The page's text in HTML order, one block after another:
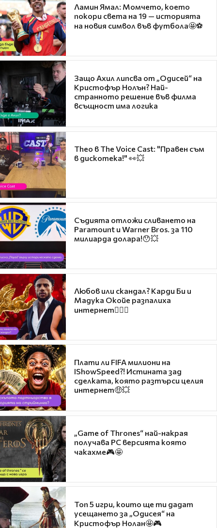
Ламин Ямал: Момчето, което
покори света на 19 — историята
на новия символ във футбола🤩⚽
Защо Ахил липсва от „Одисей“ на
Кристофър Нолън? Най-
странното решение във филма
всъщност има логика
Theo в The Voice Cast: "Правен съм
в дискотека!" 👀💥
Съдията отложи сливането на
Paramount и Warner Bros. за 110
милиарда долара!😯💥
Любов или скандал? Карди Би и
Мадука Окойе разпалиха
интернет❤️‍🔥🔥
Плати ли FIFA милиони на
IShowSpeed?! Истината зад
сделката, която разтърси целия
интернет🤑💥
„Game of Thrones“ най-накрая
получава PC версията която
чакахме🎮🤩
Топ 5 игри, които ще ти дадат
усещането за „Одисея“ на
Кристофър Нолан🤩🎮